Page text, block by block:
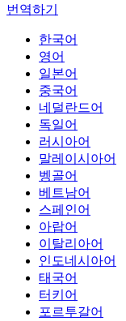
번역하기
한국어
영어
일본어
중국어
네덜란드어
독일어
러시아어
말레이시아어
벵골어
베트남어
스페인어
아랍어
이탈리아어
인도네시아어
태국어
터키어
포르투갈어